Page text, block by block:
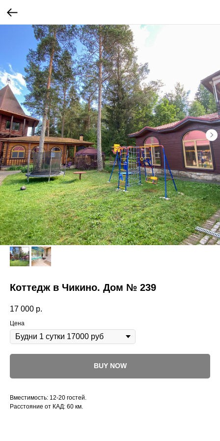
Коттедж в Чикино. Дом № 239
17 000 р.
Цена
BUY NOW
Вместимость: 12-20 гостей.
Расстояние от КАД: 60 км.